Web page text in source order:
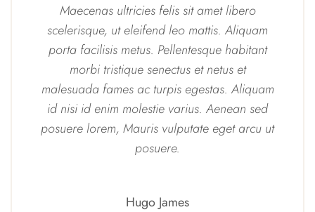
Maecenas ultricies felis sit amet libero
scelerisque, ut eleifend leo mattis. Aliquam
porta facilisis metus. Pellentesque habitant
morbi tristique senectus et netus et
malesuada fames ac turpis egestas. Aliquam
id nisi id enim molestie varius. Aenean sed
posuere lorem, Mauris vulputate eget arcu ut
posuere.
Hugo James